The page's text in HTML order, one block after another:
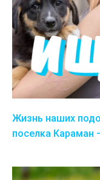
Жизнь наших
поселка